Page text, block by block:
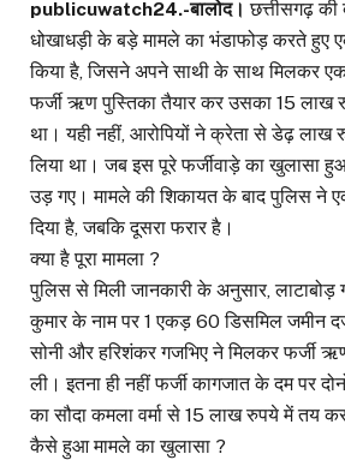
publicuwatch24.-बालोद। छत्तीसगढ़ की
धोखाधड़ी के बड़े मामले का भंडाफोड़ करते हुए
किया है, जिसने अपने साथी के साथ मिलकर एक
फर्जी ऋण पुस्तिका तैयार कर उसका 15 लाख
था। यही नहीं, आरोपियों ने क्रेता से डेढ़ लाख
लिया था। जब इस पूरे फर्जीवाड़े का खुलासा
उड़ गए। मामले की शिकायत के बाद पुलिस ने
दिया है, जबकि दूसरा फरार है।
क्या है पूरा मामला ?
पुलिस से मिली जानकारी के अनुसार, लाटाबोड़
कुमार के नाम पर 1 एकड़ 60 डिसमिल जमीन
सोनी और हरिशंकर गजभिए ने मिलकर फर्जी
ली। इतना ही नहीं फर्जी कागजात के दम पर
का सौदा कमला वर्मा से 15 लाख रुपये में तय कर
कैसे हुआ मामले का खुलासा ?